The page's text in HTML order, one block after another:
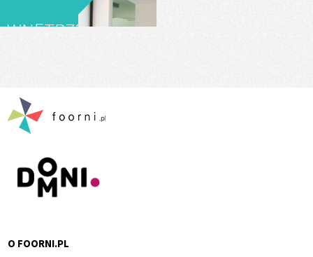
WNĘTRZE
STRÓŻY
O FOORNI.PL